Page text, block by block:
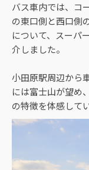
バス車内では、コ
の東口側と西口側
について、スーパ
介しました。
小田原駅周辺から
には富士山が望め
の特徴を体感して